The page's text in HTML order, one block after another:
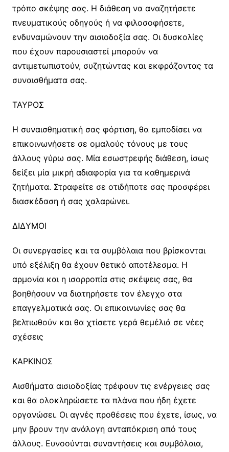
τρόπο σκέψης σας. Η διάθεση να αναζητήσετε
πνευματικούς οδηγούς ή να φιλοσοφήσετε,
ενδυναμώνουν την αισιοδοξία σας. Οι δυσκολίες
που έχουν παρουσιαστεί μπορούν να
αντιμετωπιστούν, συζητώντας και εκφράζοντας τα
συναισθήματα σας.
ΤΑΥΡΟΣ
Η συναισθηματική σας φόρτιση, θα εμποδίσει να
επικοινωνήσετε σε ομαλούς τόνους με τους
άλλους γύρω σας. Μία εσωστρεφής διάθεση, ίσως
δείξει μία μικρή αδιαφορία για τα καθημερινά
ζητήματα. Στραφείτε σε οτιδήποτε σας προσφέρει
διασκέδαση ή σας χαλαρώνει.
ΔΙΔΥΜΟΙ
Οι συνεργασίες και τα συμβόλαια που βρίσκονται
υπό εξέλιξη θα έχουν θετικό αποτέλεσμα. Η
αρμονία και η ισορροπία στις σκέψεις σας, θα
βοηθήσουν να διατηρήσετε τον έλεγχο στα
επαγγελματικά σας. Οι επικοινωνίες σας θα
βελτιωθούν και θα χτίσετε γερά θεμέλιά σε νέες
σχέσεις
ΚΑΡΚΙΝΟΣ
Αισθήματα αισιοδοξίας τρέφουν τις ενέργειες σας
και θα ολοκληρώσετε τα πλάνα που ήδη έχετε
οργανώσει. Οι αγνές προθέσεις που έχετε, ίσως, να
μην βρουν την ανάλογη ανταπόκριση από τους
άλλους. Ευνοούνται συναντήσεις και συμβόλαια,